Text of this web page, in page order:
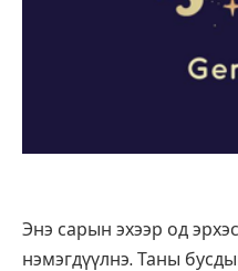
Энэ сарын эхээр од
нэмэгдүүлнэ. Таны